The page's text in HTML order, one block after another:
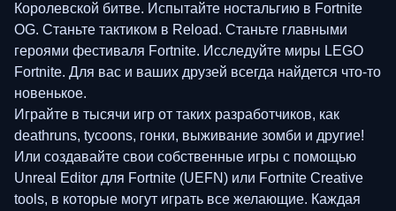
Королевской битве. Испытайте ностальгию в Fortnite
OG. Станьте тактиком в Reload. Станьте главными
героями фестиваля Fortnite. Исследуйте миры LEGO
Fortnite. Для вас и ваших друзей всегда найдется что-то
новенькое.
Играйте в тысячи игр от таких разработчиков, как
deathruns, tycoons, гонки, выживание зомби и другие!
Или создавайте свои собственные игры с помощью
Unreal Editor для Fortnite (UEFN) или Fortnite Creative
tools, в которые могут играть все желающие. Каждая